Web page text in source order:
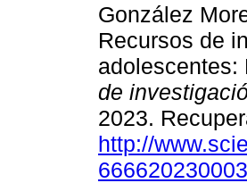
González
Recursos de
de
2023.
http://